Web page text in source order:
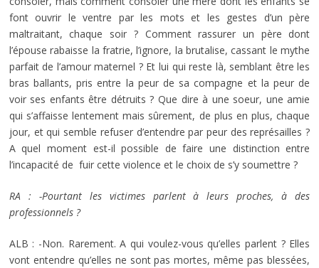
font ouvrir le ventre par les mots et les gestes d’un père
maltraitant, chaque soir ? Comment rassurer un père dont
l’épouse rabaisse la fratrie, l’ignore, la brutalise, cassant le mythe
parfait de l’amour maternel ? Et lui qui reste là, semblant être les
bras ballants, pris entre la peur de sa compagne et la peur de
voir ses enfants être détruits ? Que dire à une soeur, une amie
qui s’affaisse lentement mais sûrement, de plus en plus, chaque
jour, et qui semble refuser d’entendre par peur des représailles ?
A quel moment est-il possible de faire une distinction entre
l’incapacité de fuir cette violence et le choix de s’y soumettre ?
RA : -Pourtant les victimes parlent à leurs proches, à des
professionnels ?
ALB : -Non. Rarement. A qui voulez-vous qu’elles parlent ? Elles
vont entendre qu’elles ne sont pas mortes, même pas blessées,